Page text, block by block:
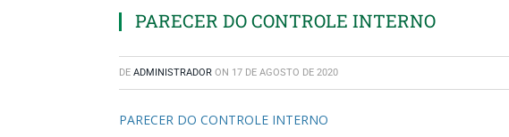
PARECER DO CONTROLE INTERNO
DE ADMINISTRADOR ON 17 DE AGOSTO DE 2020
PARECER DO CONTROLE INTERNO